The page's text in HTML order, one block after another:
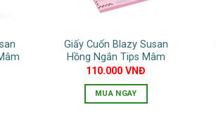
Giấy Cuốn Blazy Susan
Hồng Ngắn Tips Mâm
110.000VNĐ
MUA NGAY